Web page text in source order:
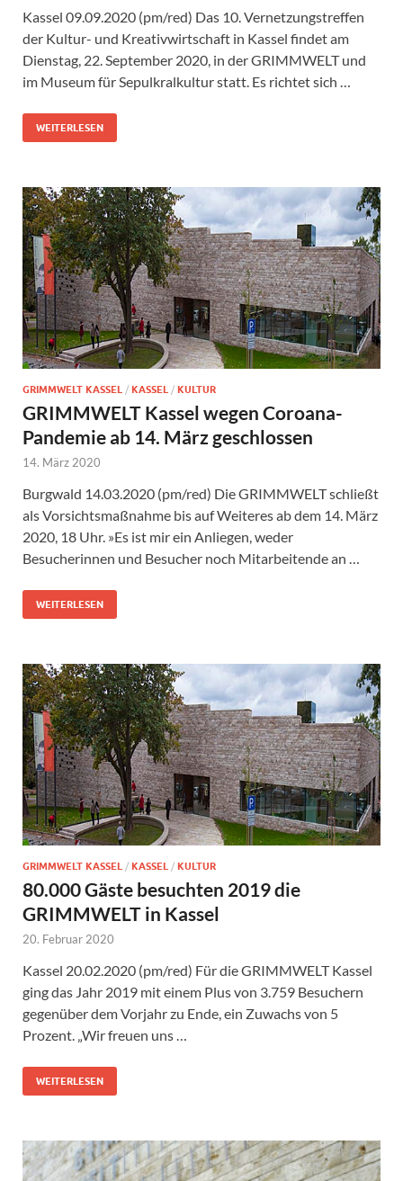
Kassel 09.09.2020 (pm/red) Das 10. Vernetzungstreffen
der Kultur- und Kreativwirtschaft in Kassel findet am
Dienstag, 22. September 2020, in der GRIMMWELT und
im Museum für Sepulkralkultur statt. Es richtet sich …
WEITERLESEN
GRIMMWELT KASSEL / KASSEL / KULTUR
GRIMMWELT Kassel wegen Coroana-
Pandemie ab 14. März geschlossen
14. März 2020
Burgwald 14.03.2020 (pm/red) Die GRIMMWELT schließt
als Vorsichtsmaßnahme bis auf Weiteres ab dem 14. März
2020, 18 Uhr. »Es ist mir ein Anliegen, weder
Besucherinnen und Besucher noch Mitarbeitende an …
WEITERLESEN
GRIMMWELT KASSEL / KASSEL / KULTUR
80.000 Gäste besuchten 2019 die
GRIMMWELT in Kassel
20. Februar 2020
Kassel 20.02.2020 (pm/red) Für die GRIMMWELT Kassel
ging das Jahr 2019 mit einem Plus von 3.759 Besuchern
gegenüber dem Vorjahr zu Ende, ein Zuwachs von 5
Prozent. „Wir freuen uns …
WEITERLESEN